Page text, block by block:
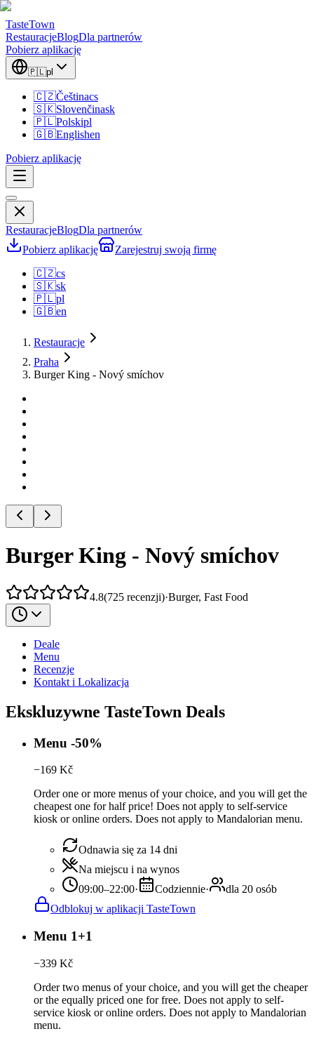
TasteTown
RestauracjeBlogDla partnerów
Pobierz aplikację
🇵🇱pl
🇨🇿Češtinacs
🇸🇰Slovenčinask
🇵🇱Polskipl
🇬🇧Englishen
Pobierz aplikację
RestauracjeBlogDla partnerów
Pobierz aplikację
Zarejestruj swoją firmę
🇨🇿cs
🇸🇰sk
🇵🇱pl
🇬🇧en
Restauracje
Praha
Burger King - Nový smíchov
Burger King - Nový smíchov
4.8(725 recenzji)·Burger, Fast Food
Deale
Menu
Recenzje
Kontakt i Lokalizacja
Ekskluzywne TasteTown Deals
Menu -50%
−169 Kč
Order one or more menus of your choice, and you will get the
cheapest one for half price! Does not apply to self-service
kiosk or online orders. Does not apply to Mandalorian menu.
Odnawia się za 14 dni
Na miejscu i na wynos
09:00–22:00· Codziennie·
dla 20 osób
Odblokuj w aplikacji TasteTown
Menu 1+1
−339 Kč
Order two menus of your choice, and you will get the cheaper
or the equally priced one for free. Does not apply to self-
service kiosk or online orders. Does not apply to Mandalorian
menu.